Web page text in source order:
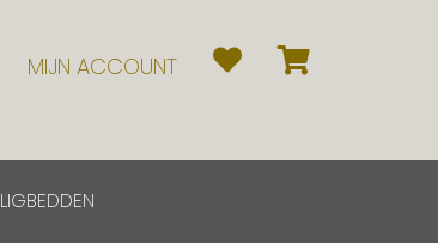
MIJN ACCOUNT
LIGBEDDEN